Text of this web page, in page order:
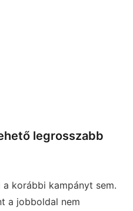
legrosszabb
korábbi kampányt sem.
a jobboldal nem